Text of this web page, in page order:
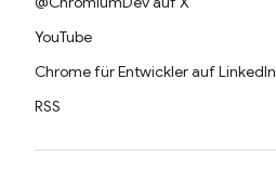
YouTube
Chrome für Entwickler auf LinkedIn
RSS